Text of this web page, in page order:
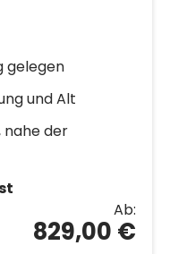
gelegen
und Alt
nahe der
Ab:
829,00 €